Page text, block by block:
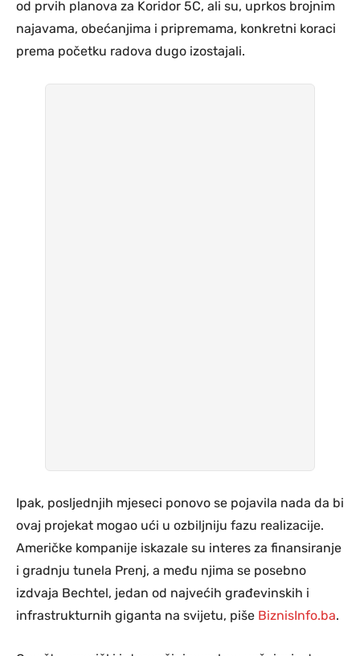
od prvih planova za Koridor 5C, ali su, uprkos brojnim
najavama, obećanjima i pripremama, konkretni koraci
prema početku radova dugo izostajali.
Ipak, posljednjih mjeseci ponovo se pojavila nada da bi
ovaj projekat mogao ući u ozbiljniju fazu realizacije.
Američke kompanije iskazale su interes za finansiranje
i gradnju tunela Prenj, a među njima se posebno
izdvaja Bechtel, jedan od najvećih građevinskih i
infrastrukturnih giganta na svijetu, piše BiznisInfo.ba.